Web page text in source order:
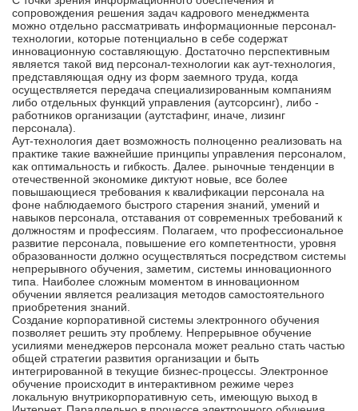
сопровождения решения задач кадрового менеджмента
можно отдельно рассматривать информационные персонал-
технологии, которые потенциально в себе содержат
инновационную составляющую. Достаточно перспективным
является такой вид персонал-технологии как аут-технология,
представляющая одну из форм заемного труда, когда
осуществляется передача специализированным компаниям
либо отдельных функций управления (аутсорсинг), либо -
работников организации (аутстафинг, иначе, лизинг
персонала).
Аут-технология дает возможность полноценно реализовать на
практике такие важнейшие принципы управления персоналом,
как оптимальность и гибкость. Далее. рыночные тенденции в
отечественной экономике диктуют новые, все более
повышающиеся требования к квалификации персонала на
фоне наблюдаемого быстрого старения знаний, умений и
навыков персонала, отставания от современных требований к
должностям и профессиям. Полагаем, что профессиональное
развитие персонала, повышение его компетентности, уровня
образованности должно осуществляться посредством системы
непрерывного обучения, заметим, системы инновационного
типа. Наиболее сложным моментом в инновационном
обучении является реализация методов самостоятельного
приобретения знаний.
Создание корпоративной системы электронного обучения
позволяет решить эту проблему. Непрерывное обучение
усилиями менеджеров персонала может реально стать частью
общей стратегии развития организации и быть
интегрированной в текущие бизнес-процессы. Электронное
обучение происходит в интерактивном режиме через
локальную внутрикорпоративную сеть, имеющую выход в